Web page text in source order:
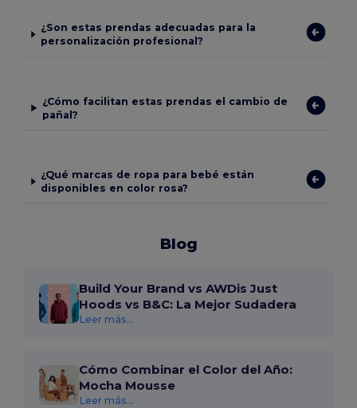
¿Son estas prendas adecuadas para la
personalización profesional?
¿Cómo facilitan estas prendas el cambio de
pañal?
¿Qué marcas de ropa para bebé están
disponibles en color rosa?
Blog
Build Your Brand vs AWDis Just
Hoods vs B&C: La Mejor Sudadera
Leer más...
Cómo Combinar el Color del Año:
Mocha Mousse
Leer más...